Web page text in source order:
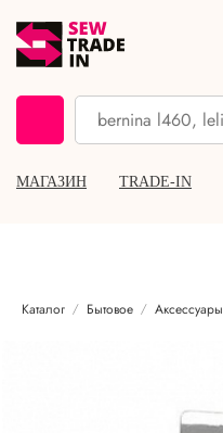
МАГАЗИН TRADE-IN
Каталог Бытовое Аксессуары